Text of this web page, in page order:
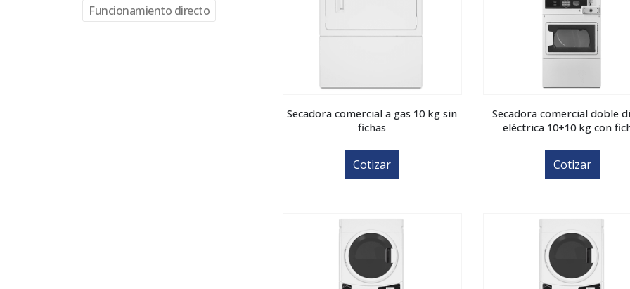
Secadora comercial a gas 10 kg sin
fichas
Cotizar
Secadora comercial doble
eléctrica 10+10 kg con
Cotizar
Funcionamiento directo